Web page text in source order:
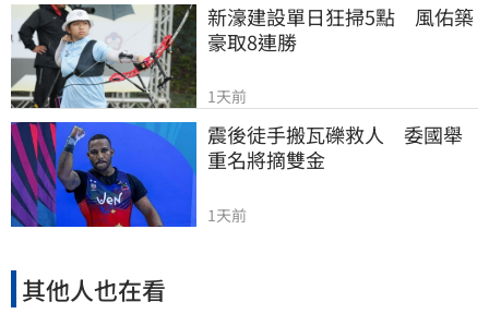
新濠建設單日狂掃5點　風佑築
豪取8連勝
1天前
震後徒手搬瓦礫救人　委國舉
重名將摘雙金
1天前
其他人也在看